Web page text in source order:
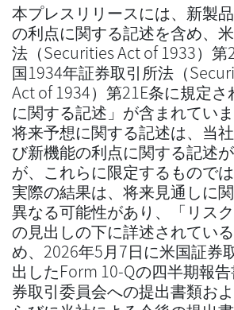
本プレスリリースには、新製
の利点に関する記述を含め、
法（Securities Act of 1933）第
国1934年証券取引所法（
Act of 1934）第21E条に規定
に関する記述」が含まれてい
将来予想に関する記述は、当
び新機能の利点に関する記述
が、これらに限定するものでは
実際の結果は、将来見通しに
異なる可能性があり、「リスク
の見出しの下に詳述されてい
め、2026年5月7日に米国証券
出したForm 10-Qの四半期報
券取引委員会への提出書類お